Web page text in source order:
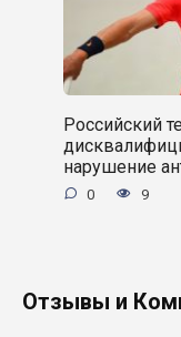
Российский
нарушение
0 9
Отзывы и